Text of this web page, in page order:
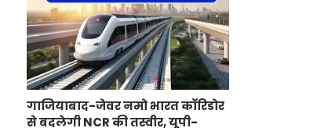
गाजियाबाद-जेवर नमो भारत कॉरिडोर
से बदलेगी NCR की तस्वीर, यूपी-